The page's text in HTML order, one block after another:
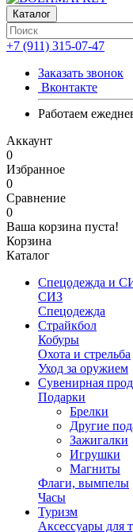
Каталог
+7 (911) 315-07-47
Заказать звонок
Вконтакте
Работаем
Аккаунт
0
Избранное
0
Сравнение
0
Ваша корзина пуста!
Корзина
Каталог
Спецодежда и
СИЗ
Спецодежда
Страйкбол
Кобуры
Охота и стрельба
Уход за оружием
Сувенирная
Подарки
Брелки
Другие
Зажигалки
Игрушки
Магниты
Флаги, вымпелы
Часы
Туризм
Аксессуары для